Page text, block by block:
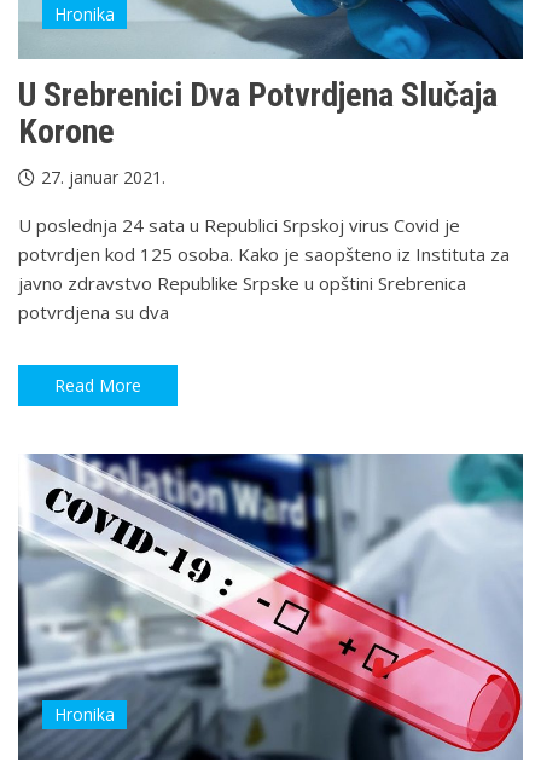
Hronika
U Srebrenici Dva Potvrdjena Slučaja
Korone
27. januar 2021.
U poslednja 24 sata u Republici Srpskoj virus Covid je
potvrdjen kod 125 osoba. Kako je saopšteno iz Instituta za
javno zdravstvo Republike Srpske u opštini Srebrenica
potvrdjena su dva
Read More
Hronika